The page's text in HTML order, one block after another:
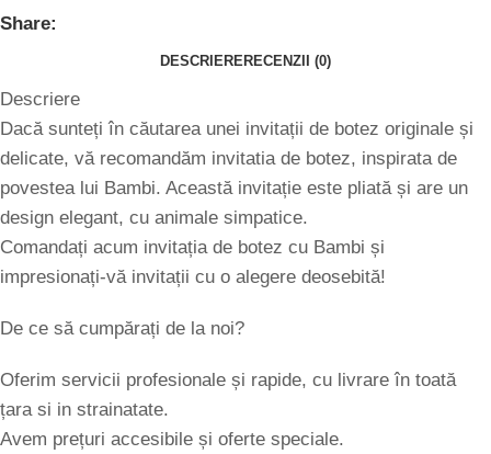
Share:
DESCRIERERECENZII (0)
Descriere
Dacă sunteți în căutarea unei invitații de botez originale și
delicate, vă recomandăm invitatia de botez, inspirata de
povestea lui Bambi. Această invitație este pliată și are un
design elegant, cu animale simpatice.
Comandați acum invitația de botez cu Bambi și
impresionați-vă invitații cu o alegere deosebită!
De ce să cumpărați de la noi?
Oferim servicii profesionale și rapide, cu livrare în toată
țara si in strainatate.
Avem prețuri accesibile și oferte speciale.